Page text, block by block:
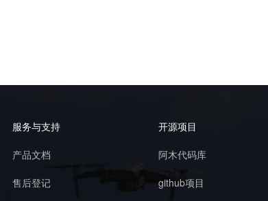
服务与支持
产品文档
售后登记
开源项目
阿木代码库
github项目